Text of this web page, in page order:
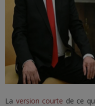
La version courte de ce